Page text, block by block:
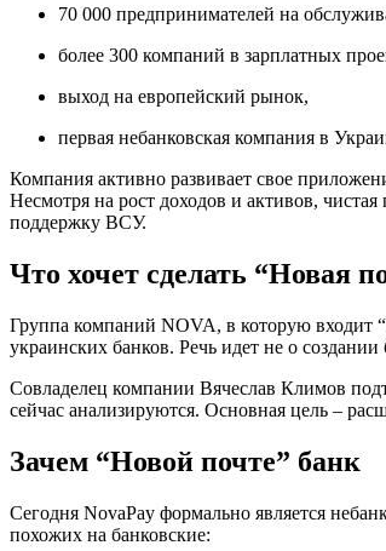
70 000 предпринимателей на
более 300 компаний в зарплатных
выход на европейский рынок,
первая небанковская компания в
Компания активно развивает свое
Несмотря на рост доходов и активов,
поддержку ВСУ.
Что хочет сделать “Новая
Группа компаний NOVA, в которую входит
украинских банков. Речь идет не о
Совладелец компании Вячеслав Климов
сейчас анализируются. Основная цель –
Зачем “Новой почте” банк
Сегодня NovaPay формально является
похожих на банковские: